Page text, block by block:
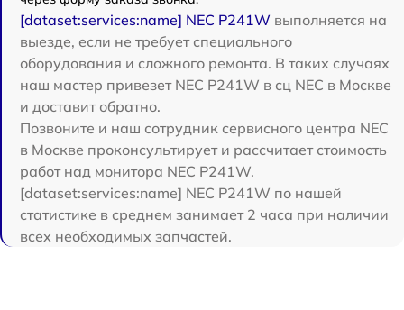
[dataset:services:name] NEC P241W выполняется на
выезде, если не требует специального
оборудования и сложного ремонта. В таких случаях
наш мастер привезет NEC P241W в сц NEC в Москве
и доставит обратно.
Позвоните и наш сотрудник сервисного центра NEC
в Москве проконсультирует и рассчитает стоимость
работ над монитора NEC P241W.
[dataset:services:name] NEC P241W по нашей
статистике в среднем занимает 2 часа при наличии
всех необходимых запчастей.